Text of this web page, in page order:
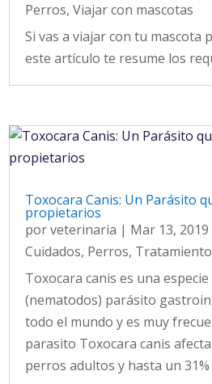
Perros,Viajar con mascotas
Si vas a viajar con tu mascota
este artículo te resume los
Toxocara Canis: Un Parásito
propietarios
porveterinaria | Mar 13, 2019
Cuidados, Perros,
Toxocara canis es una
(nematodos) parásito
todo el mundo y es muy
parasito Toxocara canis
perros adultos y hasta un